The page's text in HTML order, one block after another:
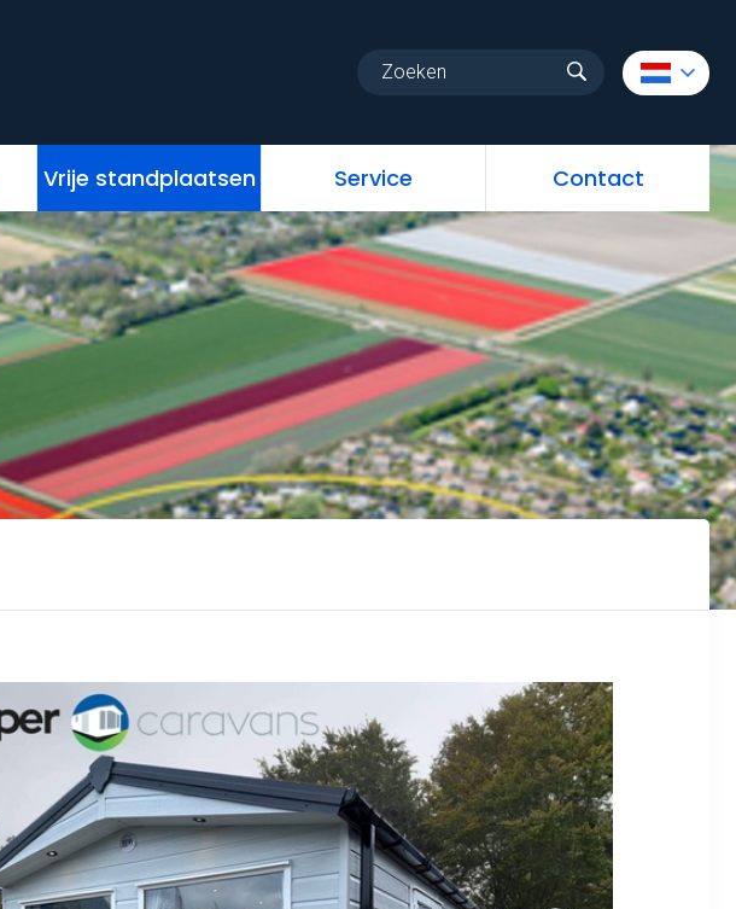
Vrije standplaatsen Service Contact
Contact